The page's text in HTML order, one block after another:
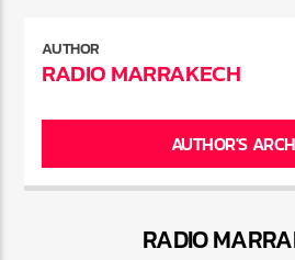
AUTHOR
RADIO MARRAKECH
AUTHOR'S
RADIO